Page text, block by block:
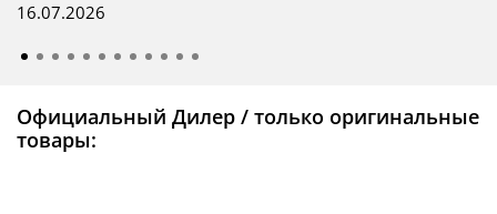
16.07.2026
Официальный Дилер / только оригинальные
товары: